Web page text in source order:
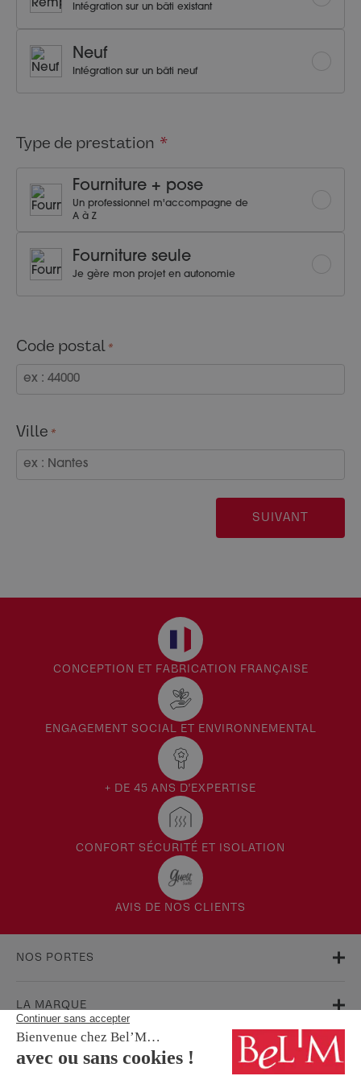
Intégration sur un bâti existant
Neuf
Intégration sur un bâti neuf
Type de prestation
Fourniture + pose
Un professionnel m'accompagne de
A à Z
Fourniture seule
Je gère mon projet en autonomie
Code postal *
Ville *
CONCEPTION ET FABRICATION FRANÇAISE
ENGAGEMENT SOCIAL ET ENVIRONNEMENTAL
+ DE 45 ANS D'EXPERTISE
CONFORT SÉCURITÉ ET ISOLATION
AVIS DE NOS CLIENTS
NOS PORTES
LA MARQUE
AIDE & SUPPORT
FAQ